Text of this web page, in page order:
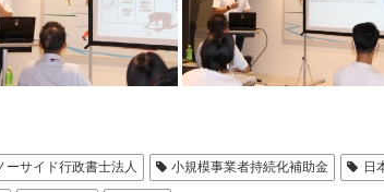
ーサイド行政書士法人 小規模事業者持続化補助金 日